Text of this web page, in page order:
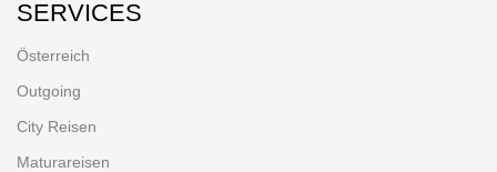
SERVICES
Österreich
Outgoing
City Reisen
Maturareisen